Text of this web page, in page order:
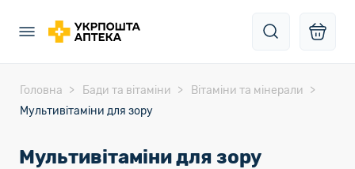
Головна Бади та вітаміни
Вітаміни та мінерали
Мультивітаміни для зору
Мультивітаміни для зору